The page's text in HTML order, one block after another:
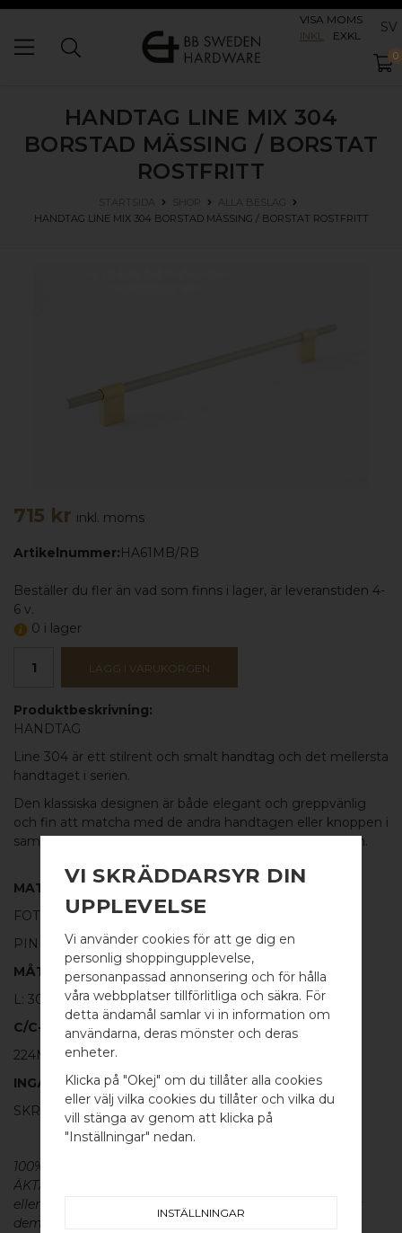
VISA MOMS
INKL
EXKL SV
WELCOME TO
BB SWEDEN HARDWARE
Välj land / Choose country
0
HANDTAG LINE MIX 304
BORSTAD MÄSSING / BORSTAT
ROSTFRITT
STARTSIDA SHOP
ALLA BESLAG
HANDTAG LINE MIX 304 BORSTAD MÄSSING / BORSTAT ROSTFRITT
715 kr inkl. moms
Artikelnummer:HA61MB/RB
Beställer du fler än vad som finns i lager, är leveranstiden 4-
6 v.
0 i lager
LÄGG I VARUKORGEN
Produktbeskrivning:
HANDTAG
Line 304 är ett stilrent och smalt handtag och det mellersta
handtaget i serien.
Den klassiska designen är både elegant och greppvänlig
och fin att matcha med de andra handtagen eller knoppen i
samma serie. Fint som
eller till garderoben.
MATERIAL
FOT:
100% BORSTAD MÄSSING
PINNE:
100% BORSTAT ROSTFRITT STÅL
MÅTT
L: 304MM H: 30MM TJ: 8MM
C/C-MÅTT
224MM
INGÅR
SKRUV FÖR LUCKA: M4 X 25MM - 2 ST
100% ÄKTA METALL - Alla våra
ÄKTA massiv mässing, koppar, rostfritt stål
eller aluminium utan metallisk ytbehandling, vilket ger
dem en väldigt lång livslängd och vacker patina. För
VI SKRÄDDARSYR DIN
UPPLEVELSE
Vi använder cookies för att ge dig en
personlig shoppingupplevelse,
personanpassad annonsering och för hålla
våra webbplatser tillförlitliga och säkra. För
detta ändamål samlar vi in information om
användarna, deras mönster och deras
enheter.
Klicka på "Okej" om du tillåter alla cookies
eller välj vilka cookies du tillåter och vilka du
vill stänga av genom att klicka på
"Inställningar" nedan.
INSTÄLLNINGAR